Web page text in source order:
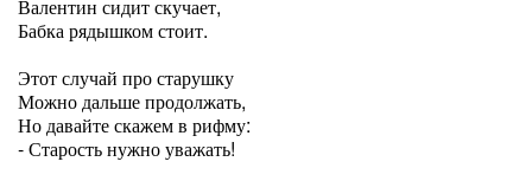
Валентин сидит скучает,
Бабка рядышком стоит.
Этот случай про старушку
Можно дальше продолжать,
Но давайте скажем в рифму:
- Старость нужно уважать!